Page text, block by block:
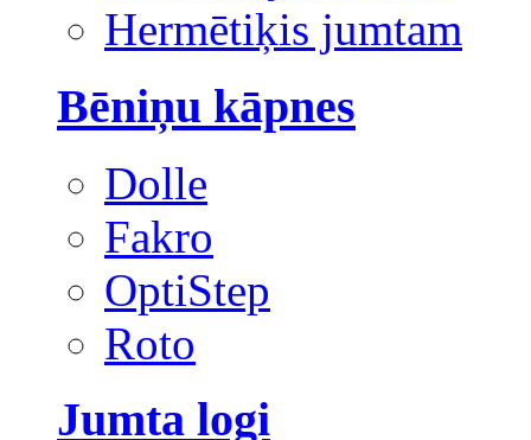
Hermētiķis jumtam
Bēniņu kāpnes
Dolle
Fakro
OptiStep
Roto
Jumta logi